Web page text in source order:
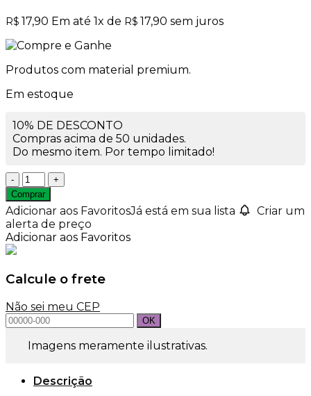
R$ 17,90 Em até 1x de R$ 17,90 sem juros
Produtos com material premium.
Em estoque
10% DE DESCONTO
Compras acima de 50 unidades.
Do mesmo item. Por tempo limitado!
Pote
de
Vidro
Cristal
com
Tampa
Comprar
Adicionar aos FavoritosJá está em sua lista
Criar um
alerta de preço
Adicionar aos Favoritos
Calcule o frete
Não sei meu CEP
Imagens meramente ilustrativas.
Descrição